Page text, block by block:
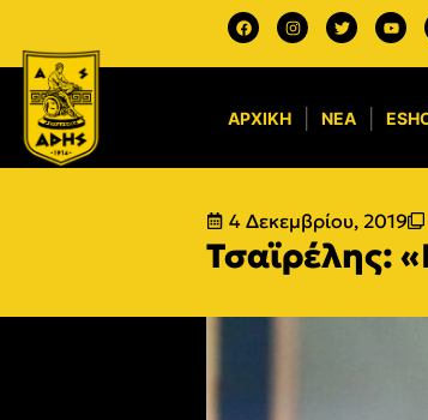
ΑΡΧΙΚΉ ΝΈΑ
4 Δεκεμβρίου, 2019
Τσαϊρέλης: